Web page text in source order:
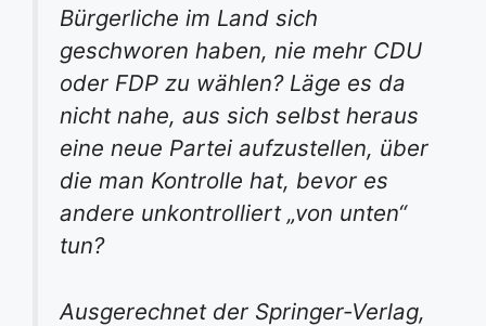
Bürgerliche im Land sich
geschworen haben, nie mehr CDU
oder FDP zu wählen? Läge es da
nicht nahe, aus sich selbst heraus
eine neue Partei aufzustellen, über
die man Kontrolle hat, bevor es
andere unkontrolliert „von unten“
tun?
Ausgerechnet der Springer-Verlag,